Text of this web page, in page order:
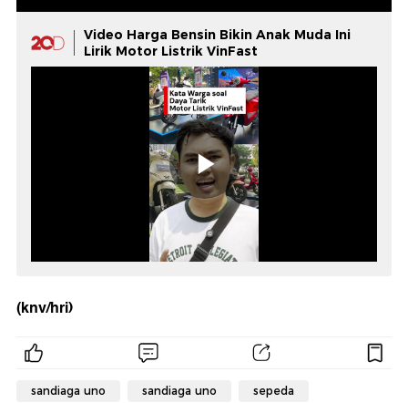
Video Harga Bensin Bikin Anak Muda Ini
Lirik Motor Listrik VinFast
(knv/hri)
sandiaga uno sandiaga uno sepeda